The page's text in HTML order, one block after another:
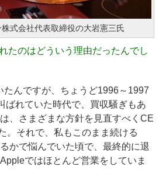
式会社代表取締役の大岩憲三氏
たのはどういう理由だったんでし
たんですが、ちょうど1996～1997
ばれていた時代で、買収騒ぎもあ
、さまざまな方針を見直すべくCE
。それで、私もこのまま続ける
かで悩んでいた頃で、最終的に退
ではほとんど営業をしていま